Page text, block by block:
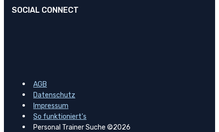
SOCIAL CONNECT
AGB
Datenschutz
Impressum
So funktioniert's
Personal Trainer Suche ©2026